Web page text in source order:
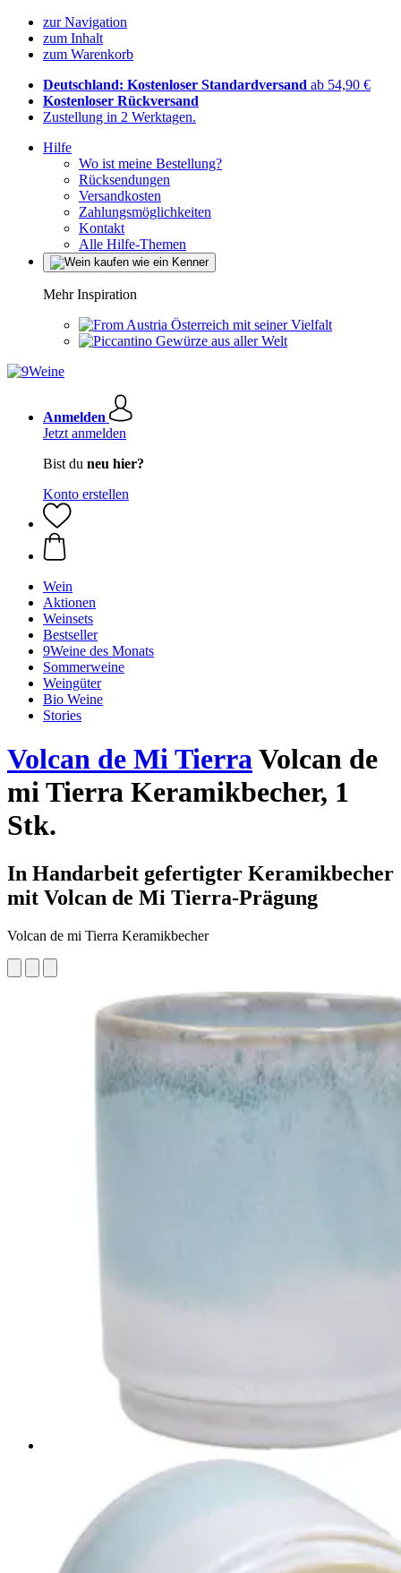
zur Navigation
zum Inhalt
zum Warenkorb
Deutschland: Kostenloser Standardversand ab 54,90 €
Kostenloser Rückversand
Zustellung in 2 Werktagen.
Hilfe
Wo ist meine Bestellung?
Rücksendungen
Versandkosten
Zahlungsmöglichkeiten
Kontakt
Alle Hilfe-Themen
Mehr Inspiration
Österreich mit seiner Vielfalt
Gewürze aus aller Welt
Anmelden
Jetzt anmelden
Bist du neu hier?
Konto erstellen
Wein
Aktionen
Weinsets
Bestseller
9Weine des Monats
Sommerweine
Weingüter
Bio Weine
Stories
Volcan de Mi TierraVolcan de
mi Tierra Keramikbecher, 1
Stk.
In Handarbeit gefertigter Keramikbecher
mit Volcan de Mi Tierra-Prägung
Volcan de mi Tierra Keramikbecher